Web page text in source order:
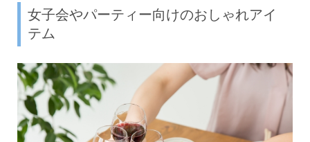
女子会やパーティー向けのおしゃれアイ
テム